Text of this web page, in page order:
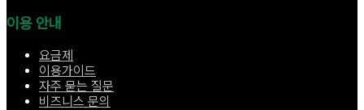
이용 안내
요금제
이용가이드
자주 묻는 질문
비즈니스 문의